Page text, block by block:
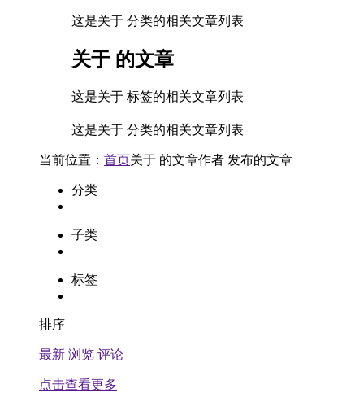
这是关于 分类的相关文章列表
关于 的文章
这是关于 标签的相关文章列表
这是关于 分类的相关文章列表
当前位置： 首页关于 的文章作者 发布的文章
分类
子类
标签
排序
最新 浏览 评论
点击查看更多